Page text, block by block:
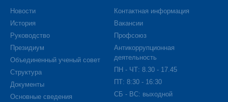
Новости
История
Руководство
Президиум
Объединенный ученый совет
Структура
Документы
Основные сведения
Контактная информация
Вакансии
Профсоюз
Антикоррупционная
деятельность
ПН - ЧТ: 8.30 - 17.45
ПТ: 8:30 - 16:30
СБ - ВС: выходной